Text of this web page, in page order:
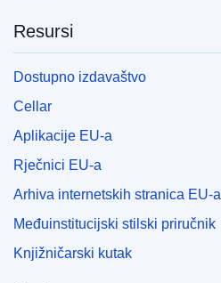
Resursi
Dostupno izdavaštvo
Cellar
Aplikacije EU-a
Rječnici EU-a
Arhiva internetskih stranica EU-a
Međuinstitucijski stilski priručnik
Knjižničarski kutak